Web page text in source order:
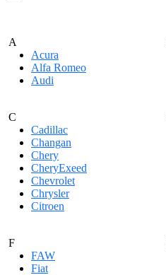
A
Acura
Alfa Romeo
Audi
C
Cadillac
Changan
Chery
CheryExeed
Chevrolet
Chrysler
Citroen
F
FAW
Fiat